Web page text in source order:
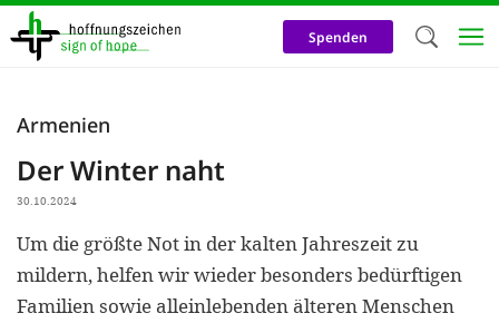
Direkt
zum
Inhalt
Spenden
Armenien
Der Winter naht
30.10.2024
Um die größte Not in der kalten Jahreszeit zu
mildern, helfen wir wieder besonders bedürftigen
Familien sowie alleinlebenden älteren Menschen
nutzen